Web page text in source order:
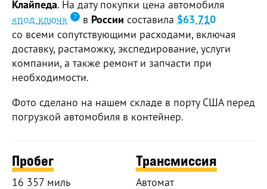
Клайпеда. На дату покупки цена автомобиля
«под ключ»
в России составила $63 710
со всеми сопутствующими расходами, включая
доставку, растаможку, экспедирование, услуги
компании, а также ремонт и запчасти при
необходимости.
Фото сделано на нашем складе в порту США перед
погрузкой автомобиля в контейнер.
Пробег
16 357 миль
Трансмиссия
Автомат